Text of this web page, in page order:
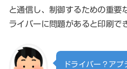
と通信し、制御するための重要
ライバーに問題があると印刷で
ドライバー？ア